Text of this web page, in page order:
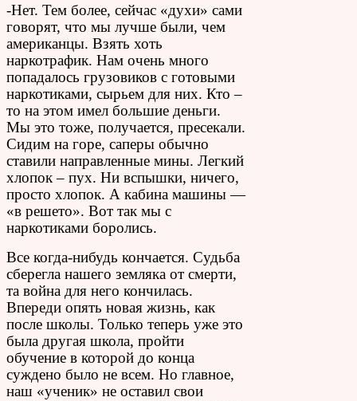
-Нет. Тем более, сейчас «духи» сами
говорят, что мы лучше были, чем
американцы. Взять хоть
наркотрафик. Нам очень много
попадалось грузовиков с готовыми
наркотиками, сырьем для них. Кто –
то на этом имел большие деньги.
Мы это тоже, получается, пресекали.
Сидим на горе, саперы обычно
ставили направленные мины. Легкий
хлопок – пух. Ни вспышки, ничего,
просто хлопок. А кабина машины —
«в решето». Вот так мы с
наркотиками боролись.
Все когда-нибудь кончается. Судьба
сберегла нашего земляка от смерти,
та война для него кончилась.
Впереди опять новая жизнь, как
после школы. Только теперь уже это
была другая школа, пройти
обучение в которой до конца
суждено было не всем. Но главное,
наш «ученик» не оставил свои